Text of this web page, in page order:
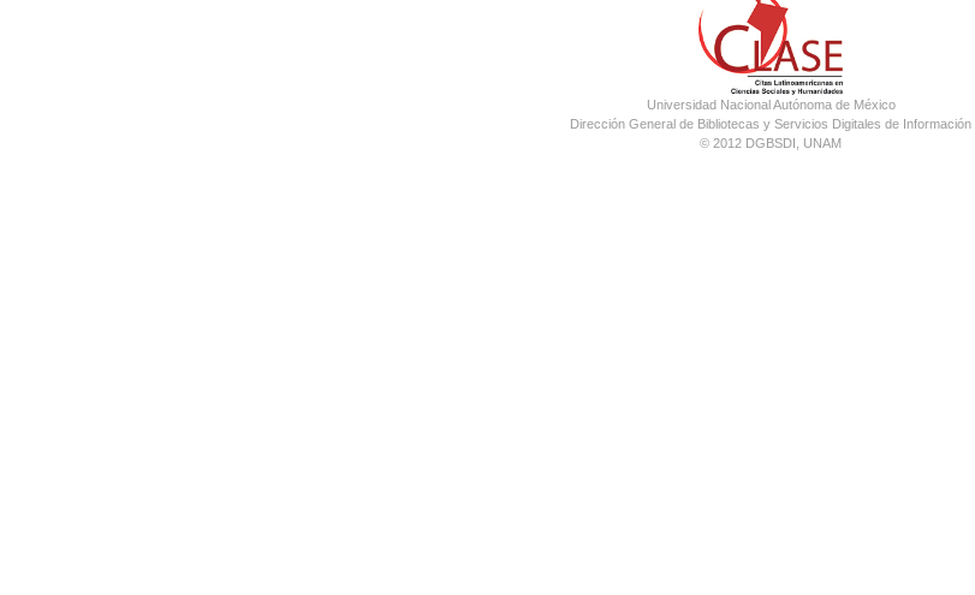
Universidad Nacional Autónoma de México
Dirección General de Bibliotecas y Servicios Digitales de Información
© 2012 DGBSDI, UNAM